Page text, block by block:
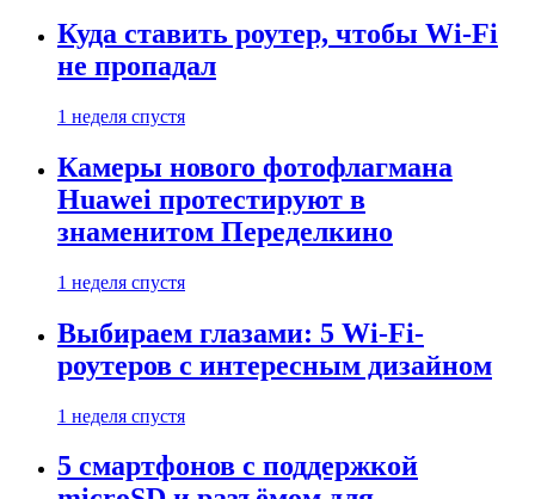
Куда ставить роутер, чтобы Wi-Fi
не пропадал
1 неделя спустя
Камеры нового фотофлагмана
Huawei протестируют в
знаменитом Переделкино
1 неделя спустя
Выбираем глазами: 5 Wi-Fi-
роутеров с интересным дизайном
1 неделя спустя
5 смартфонов с поддержкой